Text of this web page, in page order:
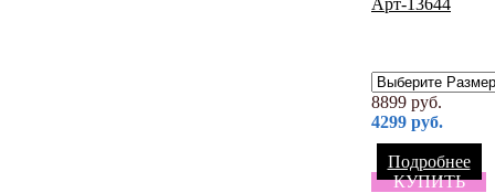
8899 руб.
4299 руб.
Подробнее
КУПИТЬ